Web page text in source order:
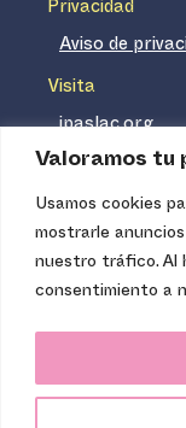
Valoramos tu
Usamos cookies
mostrarle
nuestro tráfico. Al
consentimiento a
Privacidad
Aviso de
Visita
ipaslac.org
ipasmexico.org
Ipas no es un
técnica necesaria
de calidad. Los